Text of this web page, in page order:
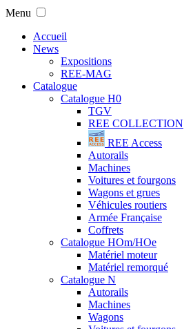
Menu
Accueil
News
Expositions
REE-MAG
Catalogue
Catalogue H0
TGV
REE COLLECTION
REE Access
Autorails
Machines
Voitures et fourgons
Wagons et grues
Véhicules routiers
Armée Française
Coffrets
Catalogue HOm/HOe
Matériel moteur
Matériel remorqué
Catalogue N
Autorails
Machines
Wagons